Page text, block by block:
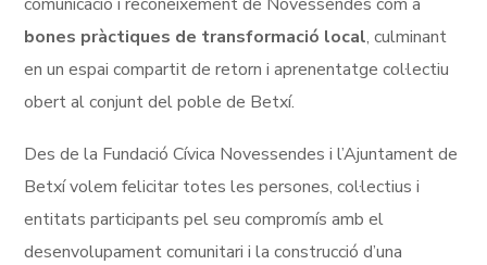
bones pràctiques de transformació local, culminant
en un espai compartit de retorn i aprenentatge col·lectiu
obert al conjunt del poble de Betxí.
Des de la Fundació Cívica Novessendes i l’Ajuntament de
Betxí volem felicitar totes les persones, col·lectius i
entitats participants pel seu compromís amb el
desenvolupament comunitari i la construcció d’una